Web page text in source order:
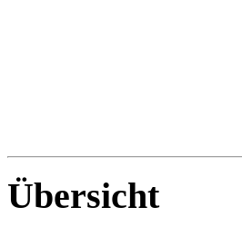
Übersicht